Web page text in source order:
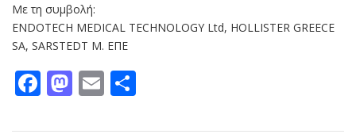
Με τη συμβολή:
ENDOTECH MEDICAL TECHNOLOGY Ltd, HOLLISTER GREECE
SA, SARSTEDT M. ΕΠΕ
Facebook
Mastodon
Email